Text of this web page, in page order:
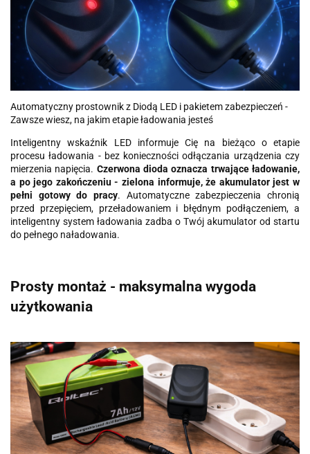
Automatyczny prostownik z Diodą LED i pakietem zabezpieczeń -
Zawsze wiesz, na jakim etapie ładowania jesteś
Inteligentny wskaźnik LED informuje Cię na bieżąco o etapie
procesu ładowania - bez konieczności odłączania urządzenia czy
mierzenia napięcia. Czerwona dioda oznacza trwające ładowanie,
a po jego zakończeniu - zielona informuje, że akumulator jest w
pełni gotowy do pracy. Automatyczne zabezpieczenia chronią
przed przepięciem, przeładowaniem i błędnym podłączeniem, a
inteligentny system ładowania zadba o Twój akumulator od startu
do pełnego naładowania.
Prosty montaż - maksymalna wygoda
użytkowania